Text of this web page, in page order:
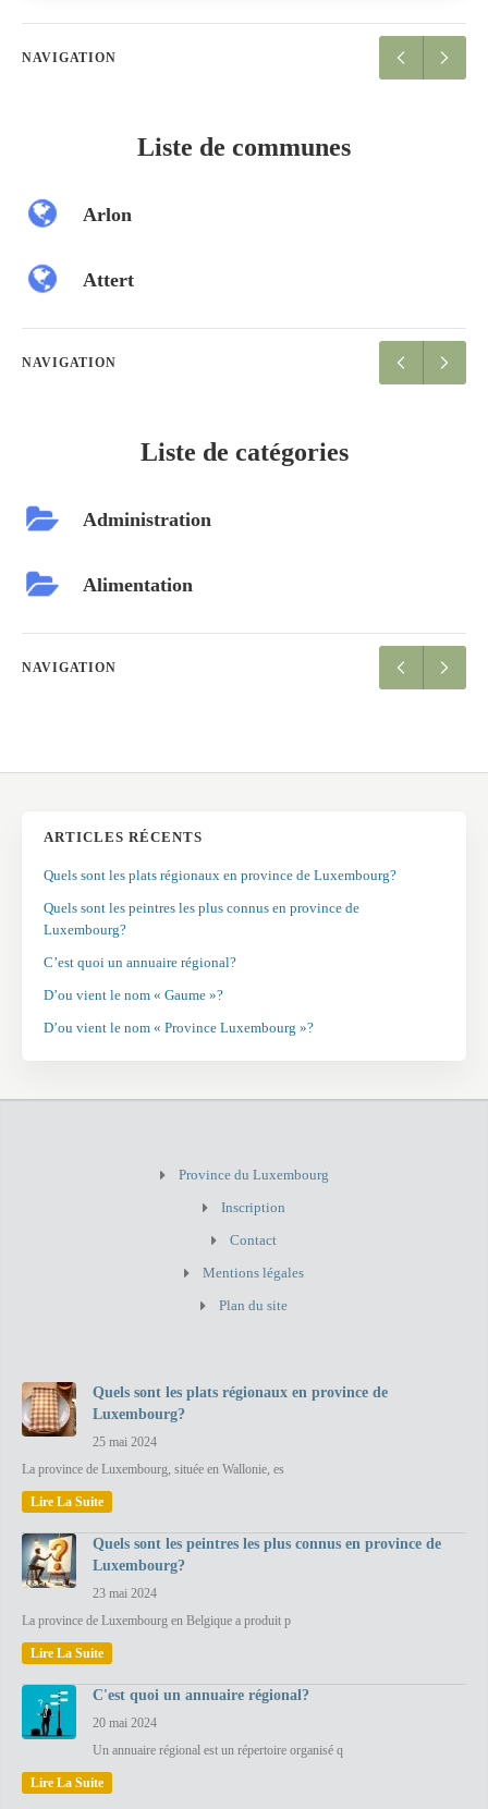
NAVIGATION
Liste de communes
Arlon
Attert
NAVIGATION
Liste de catégories
Administration
Alimentation
NAVIGATION
ARTICLES RÉCENTS
Quels sont les plats régionaux en province de Luxembourg?
Quels sont les peintres les plus connus en province de
Luxembourg?
C’est quoi un annuaire régional?
D’ou vient le nom « Gaume »?
D’ou vient le nom « Province Luxembourg »?
Province du Luxembourg
Inscription
Contact
Mentions légales
Plan du site
Quels sont les plats régionaux en province de
Luxembourg?
25 mai 2024
La province de Luxembourg, située en Wallonie, es
Lire La Suite
Quels sont les peintres les plus connus en province de
Luxembourg?
23 mai 2024
La province de Luxembourg en Belgique a produit p
Lire La Suite
C'est quoi un annuaire régional?
20 mai 2024
Un annuaire régional est un répertoire organisé q
Lire La Suite